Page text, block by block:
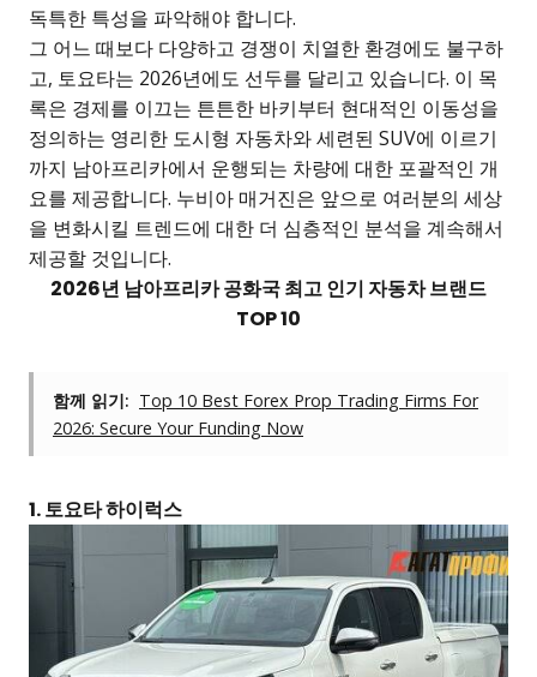
독특한 특성을 파악해야 합니다.
그 어느 때보다 다양하고 경쟁이 치열한 환경에도 불구하
고, 토요타는 2026년에도 선두를 달리고 있습니다. 이 목
록은 경제를 이끄는 튼튼한 바키부터 현대적인 이동성을
정의하는 영리한 도시형 자동차와 세련된 SUV에 이르기
까지 남아프리카에서 운행되는 차량에 대한 포괄적인 개
요를 제공합니다. 누비아 매거진은 앞으로 여러분의 세상
을 변화시킬 트렌드에 대한 더 심층적인 분석을 계속해서
제공할 것입니다.
2026년 남아프리카 공화국 최고 인기 자동차 브랜드
TOP 10
함께 읽기: Top 10 Best Forex Prop Trading Firms For
2026: Secure Your Funding Now
1. 토요타 하이럭스